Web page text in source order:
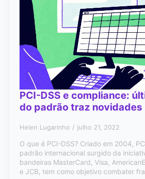
PCI-DSS e compliance:
do padrão traz novidades
Helen Lugarinho julho 21, 2022
O que é PCI-DSS? Criado em 2004,
padrão internacional surgido da
bandeiras MasterCard, Visa,
e JCB, tem como objetivo combater